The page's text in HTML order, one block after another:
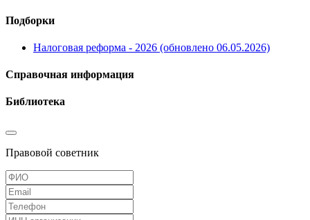
Подборки
Налоговая реформа - 2026 (обновлено 06.05.2026)
Справочная информация
Библиотека
Правовой советник